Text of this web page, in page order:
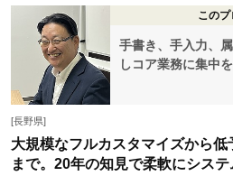
この
手書き、手入力、
しコア業務に集中を
[長野県]
大規模なフルカスタマイズから
まで。20年の知見で柔軟にシス